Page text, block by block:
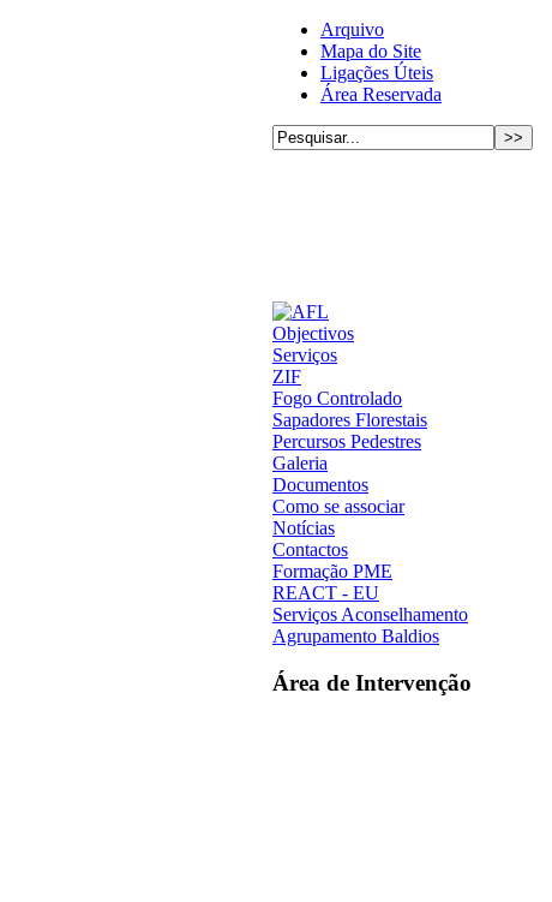
Arquivo
Mapa do Site
Ligações Úteis
Área Reservada
Objectivos
Serviços
ZIF
Fogo Controlado
Sapadores Florestais
Percursos Pedestres
Galeria
Documentos
Como se associar
Notícias
Contactos
Formação PME
REACT - EU
Serviços Aconselhamento
Agrupamento Baldios
Área de Intervenção